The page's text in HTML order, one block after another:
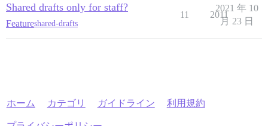
Shared drafts only for staff?
Featureshared-drafts
11 2011
2021 年 10
月 23 日
ホーム カテゴリ ガイドライン 利用規約